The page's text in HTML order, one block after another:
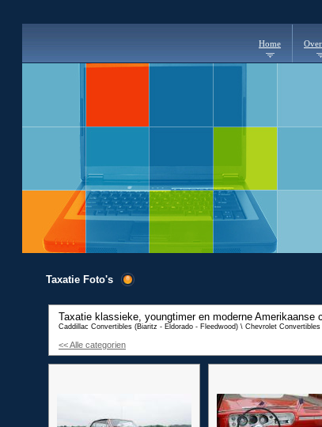
Home
Taxatie Foto's
Taxatie klassieke, youngtimer en moderne Amerikaanse
Caddillac Convertibles (Biaritz - Eldorado - Fleedwood) \ Chevrolet
<< Alle categorien